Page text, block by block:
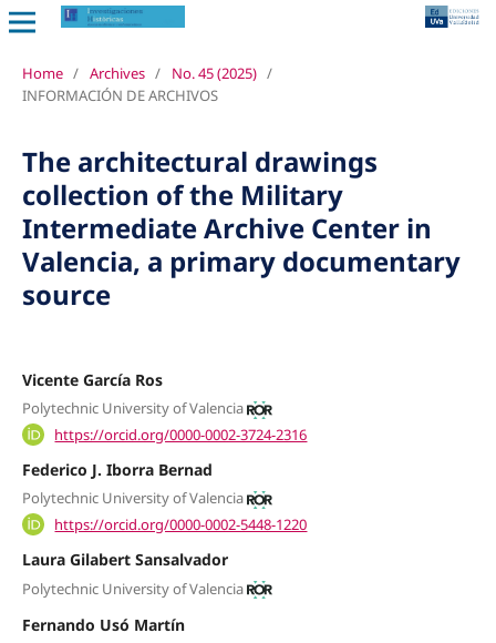
Home / Archives / No. 45 (2025) /
INFORMACIÓN DE ARCHIVOS
The architectural drawings
collection of the Military
Intermediate Archive Center in
Valencia, a primary documentary
source
Vicente García Ros
Polytechnic University of Valencia
https://orcid.org/0000-0002-3724-2316
Federico J. Iborra Bernad
Polytechnic University of Valencia
https://orcid.org/0000-0002-5448-1220
Laura Gilabert Sansalvador
Polytechnic University of Valencia
Fernando Usó Martín